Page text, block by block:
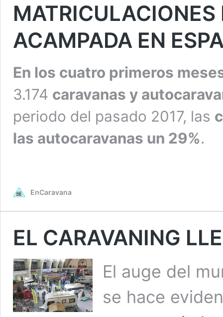
MATRICULACIONES
ACAMPADA EN
En los cuatro primeros
3.174 caravanas y
periodo del pasado 2017, las
las autocaravanas un 29%.
EnCaravana
EL CARAVANING
El auge del
se hace